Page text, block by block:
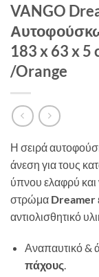
VANGO
183 x 63 x 5
/Orange
Η σειρά
άνεση για τους
ύπνου ελαφρύ
στρώμα Dreamer
αντιολισθητικό
Αναπαυτικό &
πάχους.